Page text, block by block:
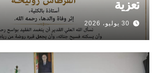
تعزية
30 يوليو، 2026